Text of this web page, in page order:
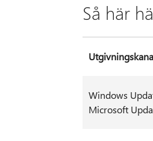
Så här
Windows
Microsoft